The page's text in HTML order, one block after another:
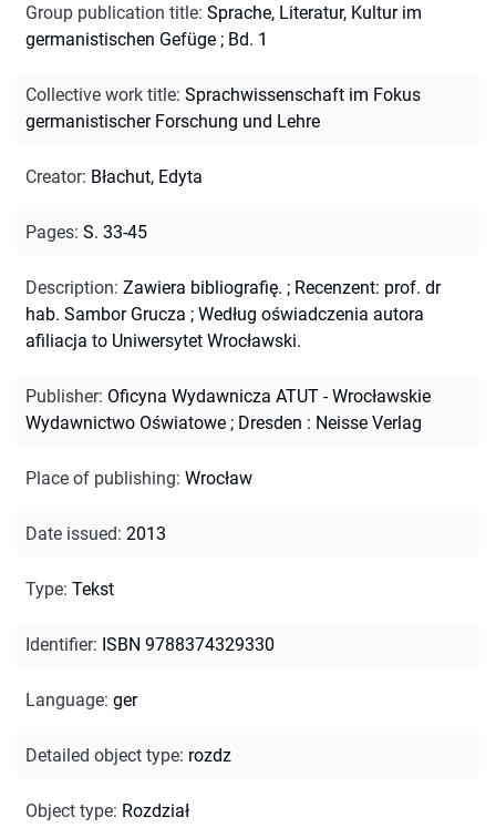
Group publication title: Sprache, Literatur, Kultur im
germanistischen Gefüge ; Bd. 1
Collective work title: Sprachwissenschaft im Fokus
germanistischer Forschung und Lehre
Creator: Błachut, Edyta
Pages: S. 33-45
Description: Zawiera bibliografię. ; Recenzent: prof. dr
hab. Sambor Grucza ; Według oświadczenia autora
afiliacja to Uniwersytet Wrocławski.
Publisher: Oficyna Wydawnicza ATUT - Wrocławskie
Wydawnictwo Oświatowe ; Dresden : Neisse Verlag
Place of publishing: Wrocław
Date issued: 2013
Type: Tekst
Identifier: ISBN 9788374329330
Language: ger
Detailed object type: rozdz
Object type: Rozdział